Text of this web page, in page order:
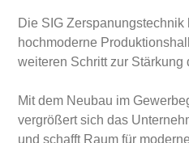
Die SIG Zerspanungstechnik
hochmoderne
weiteren Schritt zur Stärkung
Mit dem Neubau im
vergrößert sich das
und schafft Raum für